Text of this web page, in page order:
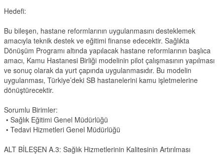
Hedefi:
Bu bileşen, hastane reformlarının uygulanmasını desteklemek
amacıyla teknik destek ve eğitimi finanse edecektir. Sağlıkta
Dönüşüm Programı altında yapılacak hastane reformlarının başlıca
amacı, Kamu Hastanesi Birliği modelinin pilot çalışmasının yapılması
ve sonuç olarak da yurt çapında uygulanmasıdır. Bu modelin
uygulanması, Türkiye’deki SB hastanelerini kamu işletmelerine
dönüştürecektir.
Sorumlu Birimler:
• Sağlık Eğitimi Genel Müdürlüğü
• Tedavi Hizmetleri Genel Müdürlüğü
ALT BİLEŞEN A.3: Sağlık Hizmetlerinin Kalitesinin Artırılması